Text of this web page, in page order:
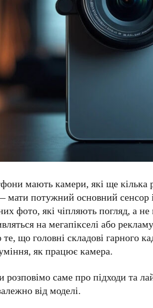
мають камери, які ще кілька
мати потужний основний сенсор
фото, які чіпляють погляд, а
на мегапікселі або
що головні складові гарного
як працює камера.
розповімо саме про підходи та
від моделі.